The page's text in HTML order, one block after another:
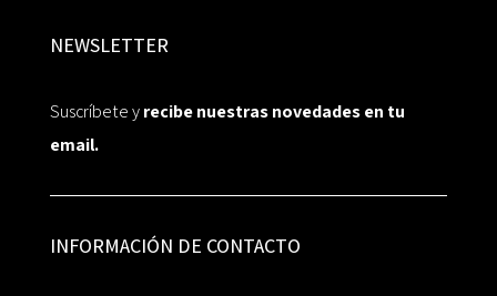
NEWSLETTER
Suscríbete yrecibe nuestras novedades en tu
email.
INFORMACIÓN DE CONTACTO